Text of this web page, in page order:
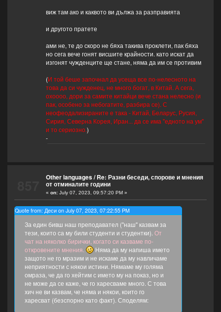
виж там ако и каквото ви дължа за разправията
и другото пратете
ами не, те до скоро не бяха такива проклети, пак бяха
но сега вече гонят висшите крайности. като искат да
изгонят чужденците ще стане, няма да им се противим
(И той беше започнал да усеща все по-нелесното на
това да си чужденец, не много богат, в Китай. А сега,
охоооо, дори за самите китайци вече стана нелесно (и
пак, особено за небогатите, разбира се). С
неофеодализираните е така - Китай, Беларус, Русия,
Сирия, Северна Корея, Иран... да се има "едното на ум"
и то сериозно.)
-
Other languages/Re: Разни беседи, спорове и мнения
от отминалите години
« on:July 07, 2023, 09:57:20 PM »
Quote from: Деси on July 07, 2023, 07:22:55 PM
За един бивш наш преподавател ("наш" казвам за
тези, които са му били студенти и студентки).От
чат на няколко бирички, когато си казваме по-
откровените мнения.
Няма да му напиша името
защото не го мразим и не искаме да му навличаме
неприятности с някои истини. Нямаме му голяма
омраза, че да го хейтим с името му на показ, но и
не може да се каже, че го харесваме много. С това
хич не ви казвам, че няма и някои, които го
харесват (безспорно като факт). Споделям: